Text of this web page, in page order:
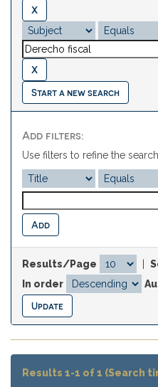
Start a new search
Add filters:
Use filters to refine the
Results/Page
In order
Results 1-1 of 1 (Search